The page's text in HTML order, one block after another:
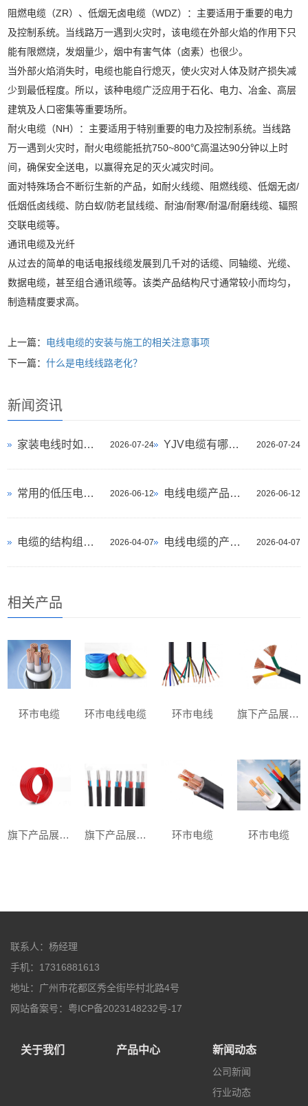
阻燃电缆（ZR）、低烟无卤电缆（WDZ）：主要适用于重要的电力
及控制系统。当线路万一遇到火灾时，该电缆在外部火焰的作用下只
能有限燃烧，发烟量少，烟中有害气体（卤素）也很少。
当外部火焰消失时，电缆也能自行熄灭，使火灾对人体及财产损失减
少到最低程度。所以，该种电缆广泛应用于石化、电力、冶金、高层
建筑及人口密集等重要场所。
耐火电缆（NH）：主要适用于特别重要的电力及控制系统。当线路
万一遇到火灾时，耐火电缆能抵抗750~800℃高温达90分钟以上时
间，确保安全送电，以赢得充足的灭火减灾时间。
面对特殊场合不断衍生新的产品，如耐火线缆、阻燃线缆、低烟无卤/
低烟低卤线缆、防白蚁/防老鼠线缆、耐油/耐寒/耐温/耐磨线缆、辐照
交联电缆等。
通讯电缆及光纤
从过去的简单的电话电报线缆发展到几千对的话缆、同轴缆、光缆、
数据电缆，甚至组合通讯缆等。该类产品结构尺寸通常较小而均匀，
制造精度要求高。
上一篇： 电线电缆的安装与施工的相关注意事项
下一篇：什么是电线线路老化？
新闻资讯
2026-07-24
家装电线时如何选择导线？ 2026-07-24
YJV电缆有哪些优势？
2026-06-12
常用的低压电线电缆种类 2026-06-12
电线电缆产品的命名原则是什么？
2026-04-07
电缆的结构组成一文详解 2026-04-07
电线电缆的产品分类有哪五种？
相关产品
环市电缆 环市电线电缆 环市电线 旗下产品展示三
旗下产品展示二 旗下产品展示一 环市电缆 环市电缆
联系人：杨经理
手机：17316881613
地址：广州市花都区秀全街毕村北路4号
网站备案号：粤ICP备2023148232号-17
关于我们 产品中心 新闻动态
公司新闻
行业动态